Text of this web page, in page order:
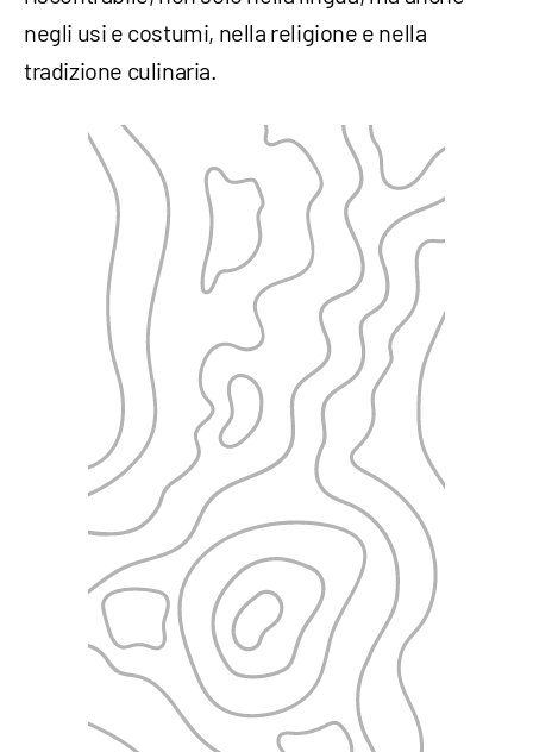
negli usi e costumi, nella religione e nella
tradizione culinaria.